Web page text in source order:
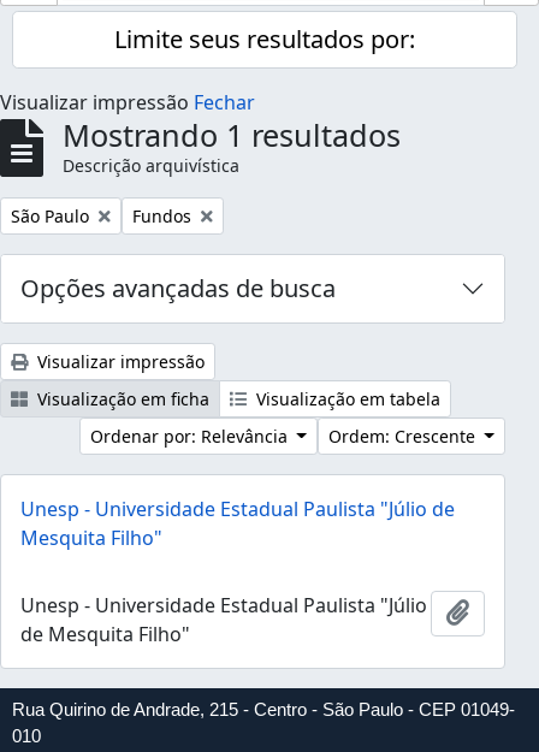
Limite seus resultados por:
Visualizar impressão Fechar
Mostrando 1 resultados
Descrição arquivística
Remover filtro:
São Paulo Remover filtro:
Fundos
Opções avançadas de busca
Visualizar impressão
Visualização em ficha
Visualização em tabela
Ordenar por: Relevância
Ordem: Crescente
Unesp - Universidade Estadual Paulista "Júlio de
Mesquita Filho"
Unesp - Universidade Estadual Paulista "Júlio
de Mesquita Filho"
Rua Quirino de Andrade, 215 - Centro - São Paulo - CEP 01049-
010